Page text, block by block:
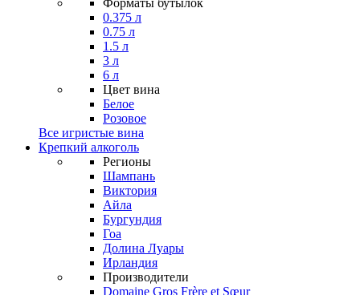
Форматы бутылок
0.375 л
0.75 л
1.5 л
3 л
6 л
Цвет вина
Белое
Розовое
Все игристые вина
Крепкий алкоголь
Регионы
Шампань
Виктория
Айла
Бургундия
Гоа
Долина Луары
Ирландия
Производители
Domaine Gros Frère et Sœur